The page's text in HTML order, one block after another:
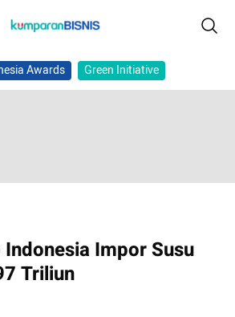
Awards Green Initiative
Impor Susu
Triliun